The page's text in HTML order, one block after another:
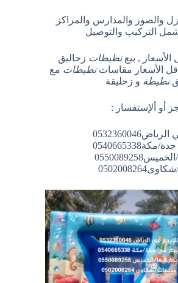
والصور والمدارس والمراكز
يشمل التركيب والتوصيل
الأسعار , بيعنطيطات زحاليق
الأسعار مقاساتنطيطات مع
نطيطة و زحليقة
أو ألإستفسار :